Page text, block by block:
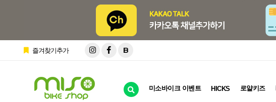
즐겨찾기추가 B
미소바이크 이벤트 HICKS 로얄키즈